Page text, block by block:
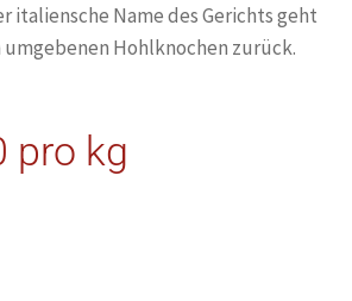
italiensche Name des Gerichts geht
umgebenen Hohlknochen zurück.
pro kg